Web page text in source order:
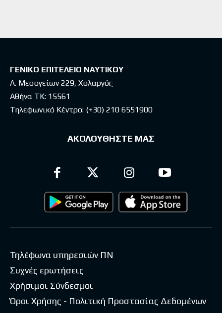
ΓΕΝΙΚΟ ΕΠΙΤΕΛΕΙΟ ΝΑΥΤΙΚΟΥ
Λ. Μεσογείων 229, Χολαργός
Αθήνα ΤΚ: 15561
Τηλεφωνικό Κέντρο: (+30) 210 6551900
ΑΚΟΛΟΥΘΗΣΤΕ ΜΑΣ
Τηλέφωνα υπηρεσιών ΠΝ
Συχνές ερωτήσεις
Χρήσιμοι Σύνδεσμοι
Όροι Χρήσης - Πολιτική Προστασίας Δεδομένων